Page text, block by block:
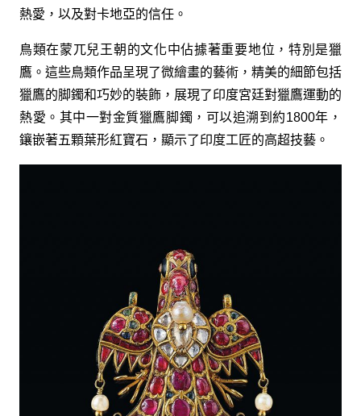
熱愛，以及對卡地亞的信任。
鳥類在蒙兀兒王朝的文化中佔據著重要地位，特別是獵
鷹。這些鳥類作品呈現了微繪畫的藝術，精美的細節包括
獵鷹的脚鐲和巧妙的裝飾，展現了印度宮廷對獵鷹運動的
熱愛。其中一對金質獵鷹脚鐲，可以追溯到約1800年，
鑲嵌著五顆葉形紅寶石，顯示了印度工匠的高超技藝。